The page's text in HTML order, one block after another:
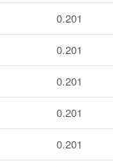
0.201
0.201
0.201
0.201
0.201